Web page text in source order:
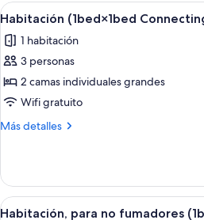
Abrir
todas
las
fotos
de
Habitación
(1bed×1bed
3people)
1
Habitación (1bed×1bed
1 habitación
3 personas
2 camas individuales grandes
Wifi gratuito
Más detalles
Más
(1bed×1bed
Connecting
22sqm
Abrir
1
Habitación, para no fumadores